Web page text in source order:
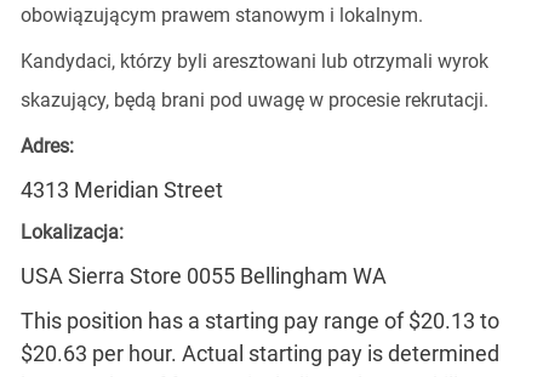
obowiązującym prawem stanowym i lokalnym.
Kandydaci, którzy byli aresztowani lub otrzymali wyrok
skazujący, będą brani pod uwagę w procesie rekrutacji.
Adres:
4313 Meridian Street
Lokalizacja:
USA Sierra Store 0055 Bellingham WA
This position has a starting pay range of $20.13 to
$20.63 per hour. Actual starting pay is determined